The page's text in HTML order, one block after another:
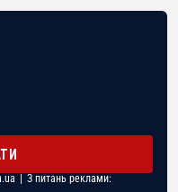
| З питань реклами: